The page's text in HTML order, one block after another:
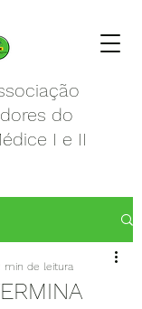
do
I e II
min de leitura